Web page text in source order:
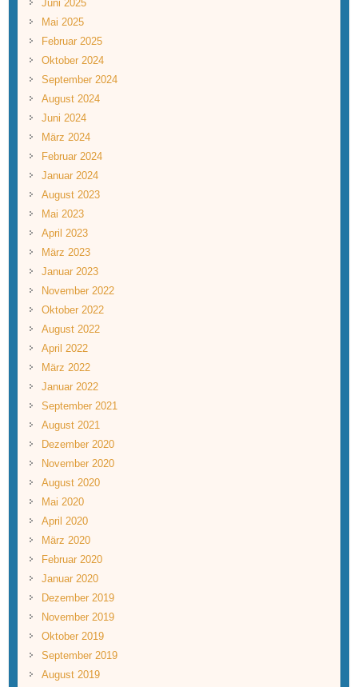
Juni 2025
Mai 2025
Februar 2025
Oktober 2024
September 2024
August 2024
Juni 2024
März 2024
Februar 2024
Januar 2024
August 2023
Mai 2023
April 2023
März 2023
Januar 2023
November 2022
Oktober 2022
August 2022
April 2022
März 2022
Januar 2022
September 2021
August 2021
Dezember 2020
November 2020
August 2020
Mai 2020
April 2020
März 2020
Februar 2020
Januar 2020
Dezember 2019
November 2019
Oktober 2019
September 2019
August 2019